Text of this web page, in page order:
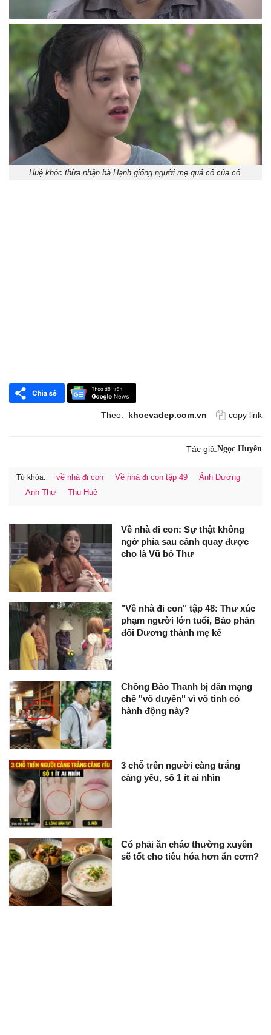
Huệ khóc thừa nhận bà Hạnh giống người mẹ quá cố của cô.
Theo: khoevadep.com.vn copy link
Tác giả:Ngọc Huyền
Từ khóa: về nhà đi con Về nhà đi con tập 49
Ánh Dương
Anh Thư
Thu Huệ
Về nhà đi con: Sự thật không
ngờ phía sau cảnh quay được
cho là Vũ bỏ Thư
"Về nhà đi con" tập 48: Thư xúc
phạm người lớn tuổi, Bảo phản
đối Dương thành mẹ kế
Chồng Bảo Thanh bị dân mạng
chê "vô duyên" vì vô tình có
hành động này?
3 chỗ trên người càng trắng
càng yếu, số 1 ít ai nhìn
Có phải ăn cháo thường xuyên
sẽ tốt cho tiêu hóa hơn ăn cơm?